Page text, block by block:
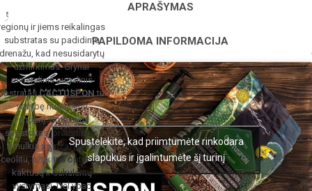
APRAŠYMAS
PAPILDOMA INFORMACIJA
sukulentai kilę iš sausų
ir jiems reikalingas
substratas su padidintu
kad nesusidarytų
užmirkimas. Grynai
mineralinis augalinis
CACTUSPONturi
savybę nusausinti
vandenį. Specialus
substratas, praturtintas
smulkia pemza, lava ir
ceolitu, užtikrina optimalų
kaktusų ir sukulentų
vystymąsi. Dėl ypač
Spustelėkite, kad priimtumėte rinkodara
slapukus ir įgalintumėte šį turinį